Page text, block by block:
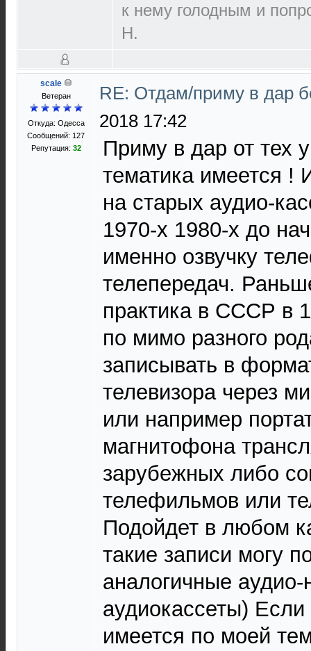
к нему голодным и
Н.
scale
Ветеран
Откуда: Одесса
Сообщений: 127
Репутация: 32
RE: Отдам/приму в дар
2018 17:42
Приму в дар от тех
тематика имеется !
на старых аудио-
1970-х 1980-х до
именно озвучку
телепередач.
практика в СССР в
по мимо разного
записывать в
телевизора через
или например
магнитофона
зарубежных либо
телефильмов или
Подойдет в любом
такие записи могу
аналогичные
аудиокассеты)
имеется по моей